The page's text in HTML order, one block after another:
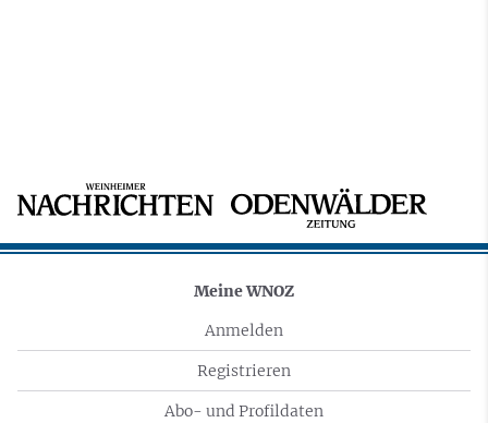
Meine WNOZ
Anmelden
Registrieren
Abo- und Profildaten